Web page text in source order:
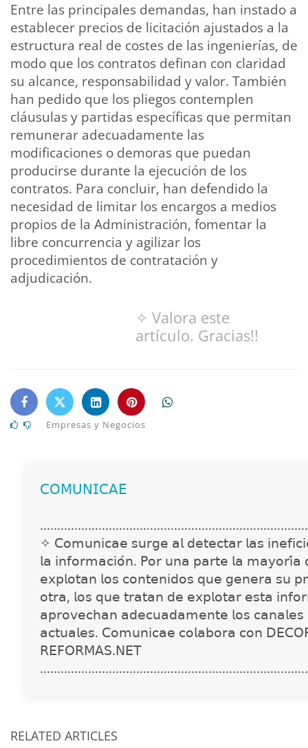
Entre las principales demandas, han instado a
establecer precios de licitación ajustados a la
estructura real de costes de las ingenierías, de
modo que los contratos definan con claridad
su alcance, responsabilidad y valor. También
han pedido que los pliegos contemplen
cláusulas y partidas específicas que permitan
remunerar adecuadamente las
modificaciones o demoras que puedan
producirse durante la ejecución de los
contratos. Para concluir, han defendido la
necesidad de limitar los encargos a medios
propios de la Administración, fomentar la
libre concurrencia y agilizar los
procedimientos de contratación y
adjudicación.
✧ Valora este
artículo. Gracias!!
Empresas y Negocios
𝖢𝖮𝖬𝖴𝖭𝖨𝖢𝖠𝖤
✧ 𝖢𝗈𝗆𝗎𝗇𝗂𝖼𝖺𝖾 𝗌𝗎𝗋𝗀𝖾 𝖺𝗅 𝖽𝖾𝗍𝖾𝖼𝗍𝖺𝗋 𝗅𝖺𝗌
𝗅𝖺 𝗂𝗇𝖿𝗈𝗋𝗆𝖺𝖼𝗂𝗈́𝗇. 𝖯𝗈𝗋 𝗎𝗇𝖺 𝗉𝖺𝗋𝗍𝖾 𝗅𝖺
𝖾𝗑𝗉𝗅𝗈𝗍𝖺𝗇 𝗅𝗈𝗌 𝖼𝗈𝗇𝗍𝖾𝗇𝗂𝖽𝗈𝗌 𝗊𝗎𝖾 𝗀𝖾𝗇𝖾𝗋𝖺 𝗌𝗎
𝗈𝗍𝗋𝖺, 𝗅𝗈𝗌 𝗊𝗎𝖾 𝗍𝗋𝖺𝗍𝖺𝗇 𝖽𝖾 𝖾𝗑𝗉𝗅𝗈𝗍𝖺𝗋 𝖾𝗌𝗍𝖺
𝖺𝗉𝗋𝗈𝗏𝖾𝖼𝗁𝖺𝗇 𝖺𝖽𝖾𝖼𝗎𝖺𝖽𝖺𝗆𝖾𝗇𝗍𝖾 𝗅𝗈𝗌
𝖺𝖼𝗍𝗎𝖺𝗅𝖾𝗌. 𝖢𝗈𝗆𝗎𝗇𝗂𝖼𝖺𝖾 𝖼𝗈𝗅𝖺𝖻𝗈𝗋𝖺 𝖼𝗈𝗇
𝖱𝖤𝖥𝖮𝖱𝖬𝖠𝖲.𝖭𝖤𝖳
RELATED ARTICLES